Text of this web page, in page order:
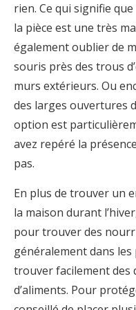
rien. Ce qui signifie
la pièce est une très
également oublier de
souris près des trous
murs extérieurs. Ou
des larges ouvertures
option est
avez repéré la
pas.
En plus de trouver un
la maison durant
pour trouver des
généralement dans
trouver facilement des
d’aliments. Pour